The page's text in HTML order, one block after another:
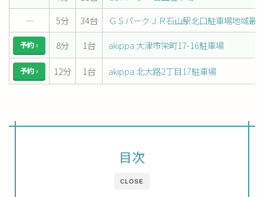
―
5分 34台 ＧＳパークＪＲ石山駅北口駐車場地域最
予約 › 8分 1台 akippa 大津市栄町17-16駐車場
予約 › 12分 1台 akippa 北大路2丁目17駐車場
CLOSE
目次